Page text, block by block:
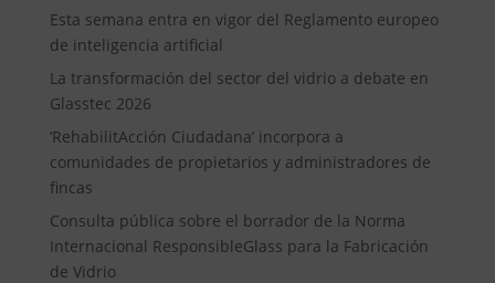
Esta semana entra en vigor del Reglamento europeo
de inteligencia artificial
La transformación del sector del vidrio a debate en
Glasstec 2026
‘RehabilitAcción Ciudadana’ incorpora a
comunidades de propietarios y administradores de
fincas
Consulta pública sobre el borrador de la Norma
Internacional ResponsibleGlass para la Fabricación
de Vidrio